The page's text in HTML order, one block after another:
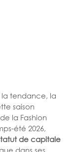
la tendance, la
saison
la Fashion
été 2026,
de capitale
dans ses